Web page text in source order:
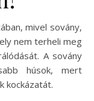
mivel sovány,
nem terheli meg
A sovány
húsok, mert
kockázatát.